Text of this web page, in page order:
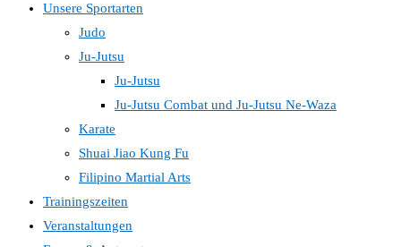
Unsere Sportarten
Judo
Ju-Jutsu
Ju-Jutsu
Ju-Jutsu Combat und Ju-Jutsu Ne-Waza
Karate
Shuai Jiao Kung Fu
Filipino Martial Arts
Trainingszeiten
Veranstaltungen